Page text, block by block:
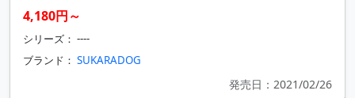
4,180円～
シリーズ： ----
ブランド： SUKARADOG
発売日：2021/02/26